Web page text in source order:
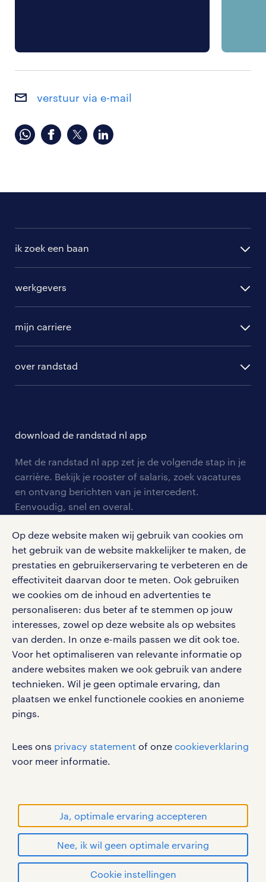
Op deze website maken wij gebruik van cookies om
het gebruik van de website makkelijker te maken, de
prestaties en gebruikerservaring te verbeteren en de
effectiviteit daarvan door te meten. Ook gebruiken
we cookies om de inhoud en advertenties te
personaliseren: dus beter af te stemmen op jouw
interesses, zowel op deze website als op websites
van derden. In onze e-mails passen we dit ook toe.
Voor het optimaliseren van relevante informatie op
andere websites maken we ook gebruik van andere
technieken. Wil je geen optimale ervaring, dan
plaatsen we enkel functionele cookies en anonieme
pings.
Lees ons privacy statement of onze cookieverklaring
voor meer informatie.
Ja, optimale ervaring accepteren
Nee, ik wil geen optimale ervaring
Cookie instellingen
solliciteren
verstuur via e-mail
ik zoek een baan
randstad professional
randstad digital
werkgevers
hr-diensten
branches
tarieven
personeel gezocht
aanmelden nieuwsbrief
mijn carriere
solliciteren
blogs en artikelen
salarischecker
over randstad
onze vestigingen
pers
klachten en misstanden
download de randstad nl app
Met de randstad nl app zet je de volgende stap in je
carrière. Bekijk je rooster of salaris, zoek vacatures
en ontvang berichten van je intercedent.
Eenvoudig, snel en overal.
google play store
social media
Volg ons voor de leukste content omtrent
vacatures, solliciteren en inspiratie.
werken bij randstad
privacystatement
sitemap
RANDSTAD, HUMAN FORWARD en SHAPING THE
WORLD OF WORK zijn geregistreerde
handelsmerken van Randstad N.V.